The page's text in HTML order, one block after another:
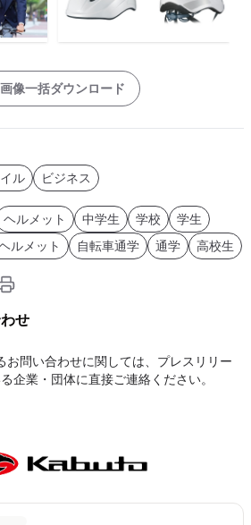
画像一括ダウンロード
ル ビジネス
ヘルメット 中学生 学校
学生
ルメット 自転車通学 通学 高校生
せ
お問い合わせに関しては、プレスリリー
企業・団体に直接ご連絡ください。